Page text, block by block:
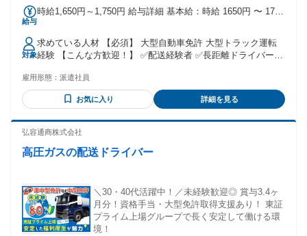
達やプラント内作業など、業務は多岐にわたります。 「ずっ
働きたい」という方にピッタリです。
給与
時給1,650円～1,750円 給与詳細 基本給：時給 1650円 〜 1750
対象
求めている人材 【必須】 大型自動車免許 大型トラック運転
経験 【こんな方歓迎！】 ✅配送経験者 ✅長距離ドライバー経
雇用形態： 派遣社員
お気に入り 詳細を見る
弘容通商株式会社
高圧ガスの配送ドライバー
＼30・40代活躍中！／未経験歓迎◎ 賞与3.4ヶ
月分！資格手当・大型免許取得支援あり！ 東証
プライム上場グループで長く安定して働ける環
境！